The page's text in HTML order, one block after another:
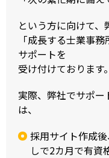
という方に向けて、
「成長する士業事
サポートを
受け付けております。
実際、弊社でサポ
は、
採用サイト作成
しで2カ月で有資